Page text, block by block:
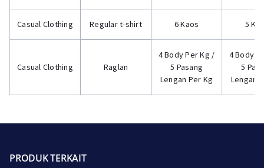
Casual Clothing Regular t-shirt 6 Kaos 5
Casual Clothing Raglan
4 Body Per Kg /
5 Pasang
Lengan Per Kg
4 Body
5
Lengan
PRODUK TERKAIT